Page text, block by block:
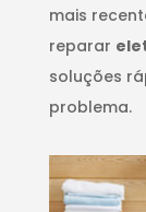
mais
reparar
soluções
problema.